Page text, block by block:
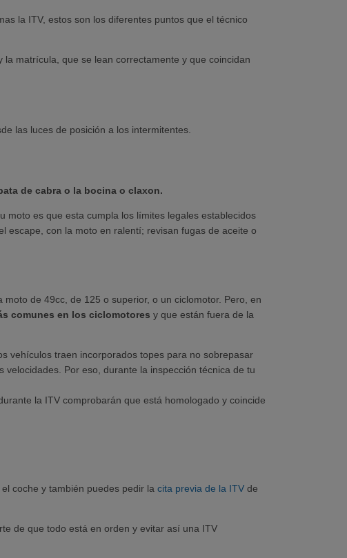
la ITV, estos son los diferentes puntos que el técnico
matrícula, que se lean correctamente y que coincidan
las luces de posición a los intermitentes.
de cabra o la bocina o claxon.
moto es que esta cumpla los límites legales establecidos
escape, con la moto en ralentí; revisan fugas de aceite o
de 49cc, de 125 o superior, o un ciclomotor. Pero, en
comunes en los ciclomotores y que están fuera de la
vehículos traen incorporados topes para no sobrepasar
Por eso, durante la inspección técnica de tu
la ITV comprobarán que está homologado y coincide
coche y también puedes pedir la cita previa de la ITVde
de que todo está en orden y evitar así una ITV